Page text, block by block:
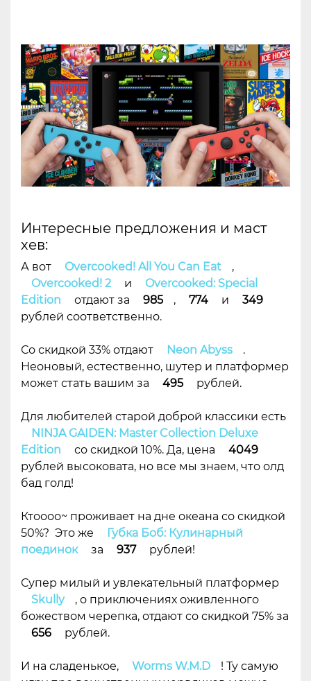
Интересные предложения и маст
хев:
А вот Overcooked! All You Can Eat
,
Overcooked! 2
и
Overcooked: Special
Edition
отдают за 985 , 774 и
349
рублей соответственно.
Со скидкой 33% отдают Neon Abyss
.
Неоновый, естественно, шутер и платформер
может стать вашим за
495 рублей.
Для любителей старой доброй классики есть
NINJA GAIDEN: Master Collection Deluxe
Edition
со скидкой 10%. Да, цена
4049
рублей высоковата, но все мы знаем, что олд
бад голд!
Ктоооо~ проживает на дне океана со скидкой
50%? Это же
Губка Боб: Кулинарный
поединок
за 937 рублей!
Супер милый и увлекательный платформер
Skully
, о приключениях оживленного
божеством черепка, отдают со скидкой 75% за
656
рублей.
И на сладенькое, Worms W.M.D
! Ту самую